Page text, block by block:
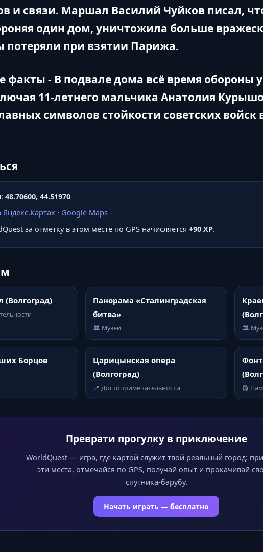
и связи. Маршал Василий Чуйков писал,
один дом, уничтожила больше
потеряли при взятии Парижа.
факты - В подвале дома всё время обороны
11-летнего мальчика Анатолия
символов стойкости советских войск
48.70600, 44.51970
· Google Maps
за отметку в этом месте по GPS начисляется +90 XP.
(Волгоград)
Панорама «Сталинградская
битва»
🏛️ Музеи 🏛️
Борцов
Царицынская опера
(Волгоград)
📍 Достопримечательности 🗿
Преврати прогулку в приключение
WorldQuest — игра, где картой служит твой реальный город:
эти места, отмечайся по GPS, получай опыт и прокачивай
спутника-барубу.
Начать играть — бесплатно